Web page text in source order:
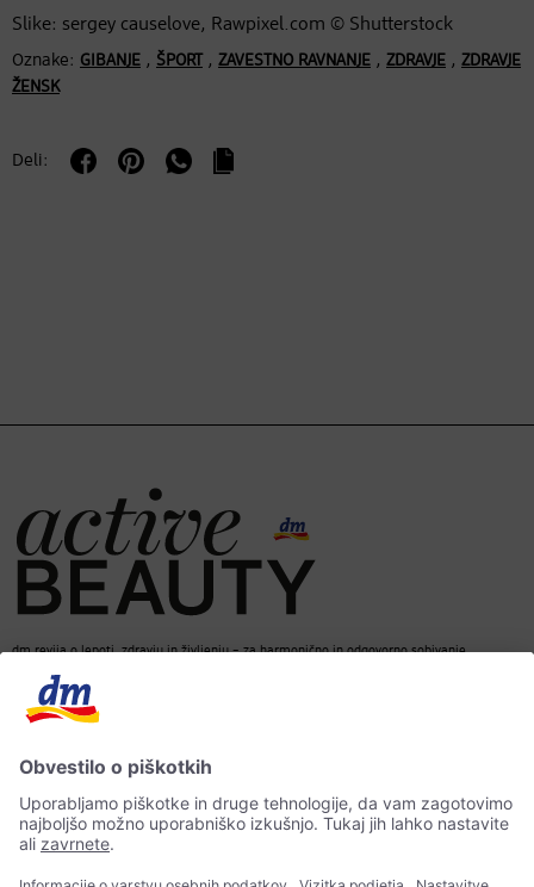
Slike: sergey causelove, Rawpixel.com © Shutterstock
Oznake: GIBANJE , ŠPORT, ZAVESTNO RAVNANJE , ZDRAVJE , ZDRAVJE
ŽENSK
Deli:
dm revija o lepoti, zdravju in življenju – za harmonično in odgovorno sobivanje.